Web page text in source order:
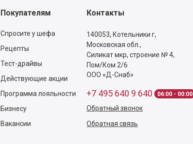
Покупателям
Спросите у шефа
Рецепты
Тест-драйвы
Действующие акции
Программа лояльности
Бизнесу
Вакансии
Контакты
140053, Котельники г,
Московская обл.,
Силикат мкр, строение № 4,
Пом/Ком 2/6
ООО «Д-Снаб»
+7 495 640 9 640 06:00 - 00:00
Обратный звонок
Обратная связь